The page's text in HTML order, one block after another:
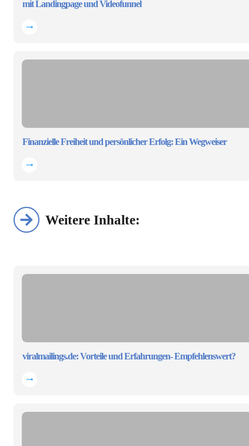
mit Landingpage und Videofunnel
Finanzielle Freiheit und persönlicher Erfolg: Ein Wegweiser
Weitere Inhalte:
viralmailings.de: Vorteile und Erfahrungen- Empfehlenswert?